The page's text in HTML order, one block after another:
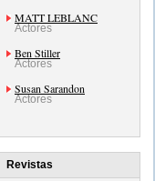
MATT LEBLANC
Actores
Ben Stiller
Actores
Susan Sarandon
Actores
Revistas